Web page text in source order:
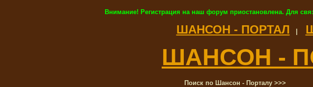
Внимание! Регистрация на наш форум приостановлена. Для
ШАНСОН - ПОРТАЛ
ШАНСОН -
Поиск по Шансон - Порталу >>>